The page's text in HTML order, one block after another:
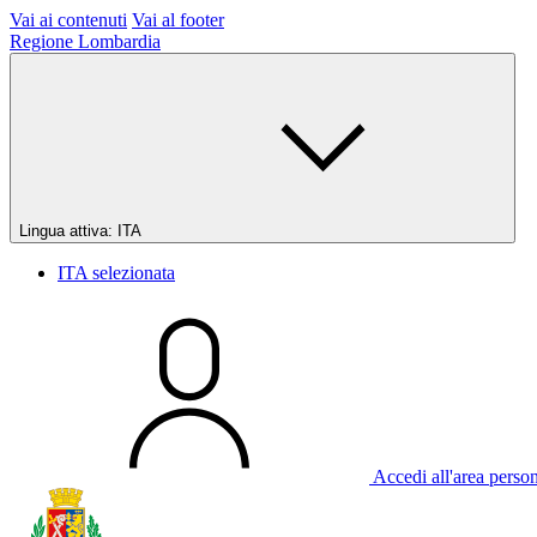
Vai ai contenuti Vai al footer
Regione Lombardia
Lingua attiva: ITA
ITA selezionata
Accedi all'area